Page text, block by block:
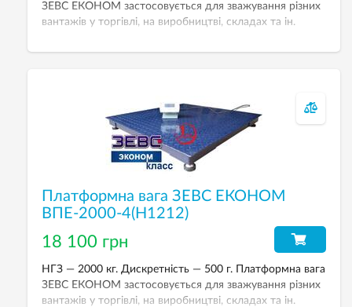
ЗЕВС ЕКОНОМ застосовується для зважування різних
вантажів у торгівлі, на виробництві, складах та ін.
Платформна вага ЗЕВС ЕКОНОМ
ВПЕ-2000-4(H1212)
18 100 грн
НГЗ — 2000 кг. Дискретність — 500 г. Платформна вага
ЗЕВС ЕКОНОМ застосовується для зважування різних
вантажів у торгівлі, на виробництві, складах та ін.